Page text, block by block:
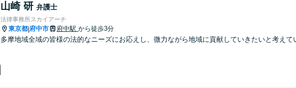
山崎 研 弁護士
法律事務所スカイアーチ
東京都|府中市 府中駅 から徒歩3分
多摩地域全域の皆様の法的なニーズにお応えし、微力ながら地域に貢献していきたいと考えて